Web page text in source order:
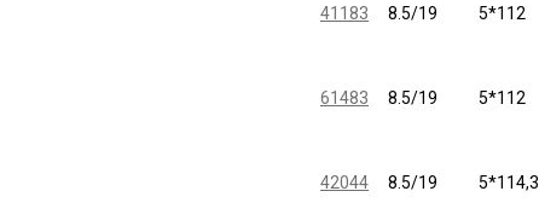
41183 8.5/19 5*112
61483 8.5/19 5*112
42044 8.5/19 5*114,3